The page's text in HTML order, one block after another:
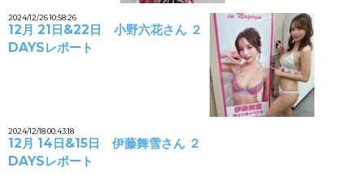
2024/12/26 10:58:26
12月 21日&22日 小野六花さん ２
DAYSレポート
2024/12/18 00:43:18
12月 14日&15日 伊藤舞雪さん ２
DAYSレポート